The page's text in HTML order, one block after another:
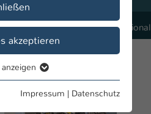
Forschung International
Show larger version for:
akzeptieren
Funktionen der
Impressum | Datenschutz